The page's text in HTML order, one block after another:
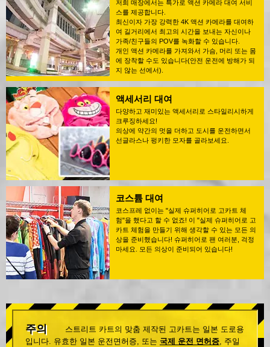
저희 매장에서는 특가로 액션 카메라 대여 서비
스를 제공합니다.
최신이자 가장 강력한 4K 액션 카메라를 대여하
여 길거리에서 최고의 시간을 보내는 자신이나
가족/친구들의 POV를 녹화할 수 있습니다.
개인 액션 카메라를 가져와서 가슴, 머리 또는 몸
에 장착할 수도 있습니다(안전 운전에 방해가 되
지 않는 선에서).
액세서리 대여
다양하고 재미있는 액세서리로 스타일리시하게
크루징하세요!
의상에 약간의 멋을 더하고 도시를 운전하면서
선글라스나 펑키한 모자를 골라보세요.
코스튬 대여
코스프레 없이는 "실제 슈퍼히어로 고카트 체
험"을 했다고 할 수 없죠! 이 "실제 슈퍼히어로 고
카트 체험을 만들기 위해 생각할 수 있는 모든 의
상을 준비했습니다! 슈퍼히어로 팬 여러분, 걱정
마세요. 모든 의상이 준비되어 있습니다!
주의
스트리트 카트의 맞춤 제작된 고카트는 일본 도로용
입니다. 유효한 일본 운전면허증, 또는 국제 운전 면허증, 주일